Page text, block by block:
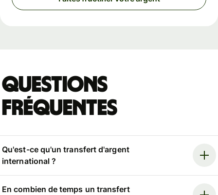
Questions
fréquentes
Qu'est-ce qu'un transfert d'argent
international ?
En combien de temps un transfert